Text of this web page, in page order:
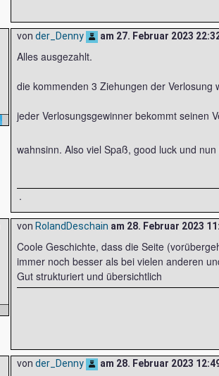
von der_Denny am 27. Februar 2023
Alles ausgezahlt.
die kommenden 3 Ziehungen der Verlosung
jeder Verlosungsgewinner bekommt seinen
wahnsinn. Also viel Spaß, good luck und
.
von RolandDeschain am 28. Februar 2023
Coole Geschichte, dass die Seite
immer noch besser als bei vielen anderen
Gut strukturiert und übersichtlich
von der_Denny am 28. Februar 2023